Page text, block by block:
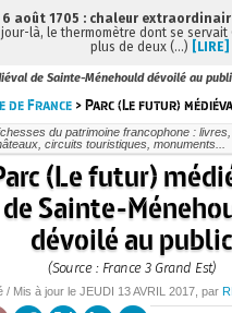
de Sainte-Ménehould dévoilé au
de France > Parc (Le futur)
du patrimoine francophone :
circuits touristiques, monuments...
(Le futur)
de Sainte-
dévoilé au public
(Source : France 3 Grand Est)
/ Mis à jour le JEUDI 13 AVRIL 2017, par
6 août 1705 : chaleur
jour-là, le thermomètre dont se servait
plus de deux (…) [LIRE]